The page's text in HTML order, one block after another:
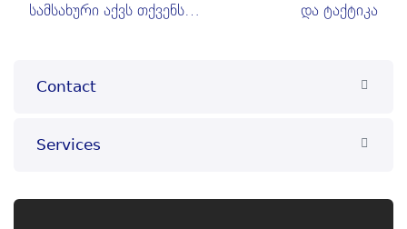
სამსახური აქვს თქვენს
და ტაქტიკა
Contact
Services